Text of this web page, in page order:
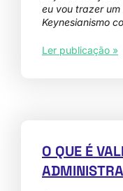
eu vou trazer
Keynesianismo
Ler publicação »
O QUE É